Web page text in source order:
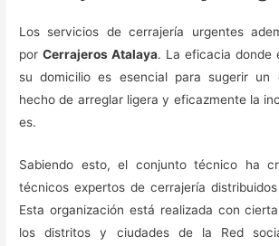
Los servicios de cerrajería urgentes
porCerrajeros Atalaya. La eficacia donde
su domicilio es esencial para sugerir un
hecho de arreglar ligera y eficazmente la
es.
Sabiendo esto, el conjunto técnico ha
técnicos expertos de cerrajería
Esta organización está realizada con
los distritos y ciudades de la Red